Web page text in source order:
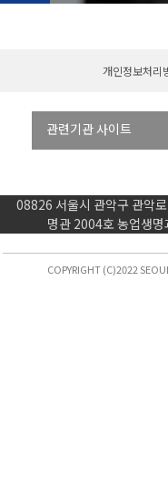
개인정보처리
08826 서울시 관악구 관악
명관 2004호 농업생
COPYRIGHT (C)2022